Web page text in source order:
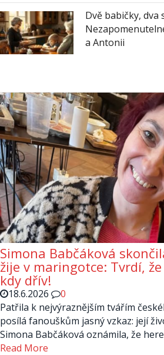
Dvě babičky, dva
a Antonii
Simona Babčáková
žije v maringotce: Tvrdí,
kdy dřív!
18.6.2026
0
Patřila k nejvýraznějším tvářím
posílá fanouškům jasný vzkaz: její
Simona Babčáková oznámila, že
Read More